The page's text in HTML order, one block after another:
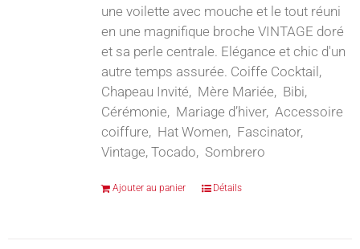
une voilette avec mouche et le tout réuni
en une magnifique broche VINTAGE doré
et sa perle centrale. Elégance et chic d'un
autre temps assurée. Coiffe Cocktail,
Chapeau Invité, Mère Mariée, Bibi,
Cérémonie, Mariage d’hiver, Accessoire
coiffure, Hat Women, Fascinator,
Vintage, Tocado, Sombrero
Ajouter au panier Détails